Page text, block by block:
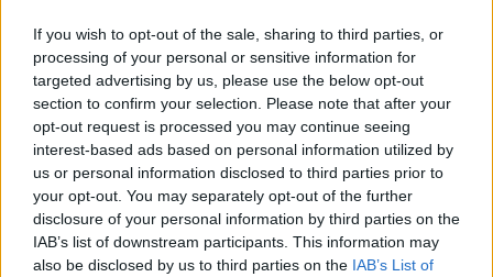
If you wish to opt-out of the sale, sharing to third parties, or
processing of your personal or sensitive information for
targeted advertising by us, please use the below opt-out
section to confirm your selection. Please note that after your
opt-out request is processed you may continue seeing
interest-based ads based on personal information utilized by
us or personal information disclosed to third parties prior to
your opt-out. You may separately opt-out of the further
disclosure of your personal information by third parties on the
IAB’s list of downstream participants. This information may
also be disclosed by us to third parties on the IAB’s List of
Vila Viçosa: Badoxa, Vitor Kley e Emanuel na Festa dos
Capuchos
Zé Pedro Sousa, Chaito y Palosanto, Badoxa, Vítor Kley e Emanuel
atam este ano...
8 Agosto, 2026 - 12:00